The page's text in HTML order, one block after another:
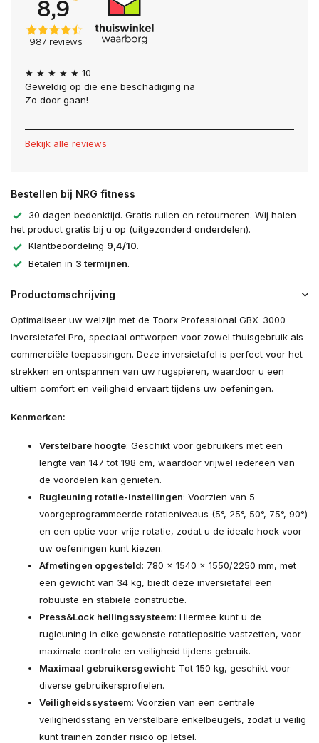
★ ★ ★ ★ ★ 10
Geweldig op die ene beschadiging na
Zo door gaan!
Bekijk alle reviews
Bestellen bij NRG fitness
30 dagen bedenktijd. Gratis ruilen en retourneren. Wij halen
het product gratis bij u op (uitgezonderd onderdelen).
Klantbeoordeling 9,4/10.
Betalen in 3 termijnen.
Productomschrijving
Optimaliseer uw welzijn met de Toorx Professional GBX-3000
Inversietafel Pro, speciaal ontworpen voor zowel thuisgebruik als
commerciële toepassingen. Deze inversietafel is perfect voor het
strekken en ontspannen van uw rugspieren, waardoor u een
ultiem comfort en veiligheid ervaart tijdens uw oefeningen.
Kenmerken:
Verstelbare hoogte: Geschikt voor gebruikers met een
lengte van 147 tot 198 cm, waardoor vrijwel iedereen van
de voordelen kan genieten.
Rugleuning rotatie-instellingen: Voorzien van 5
voorgeprogrammeerde rotatieniveaus (5°, 25°, 50°, 75°, 90°)
en een optie voor vrije rotatie, zodat u de ideale hoek voor
uw oefeningen kunt kiezen.
Afmetingen opgesteld: 780 x 1540 x 1550/2250 mm, met
een gewicht van 34 kg, biedt deze inversietafel een
robuuste en stabiele constructie.
Press&Lock hellingssysteem: Hiermee kunt u de
rugleuning in elke gewenste rotatiepositie vastzetten, voor
maximale controle en veiligheid tijdens gebruik.
Maximaal gebruikersgewicht: Tot 150 kg, geschikt voor
diverse gebruikersprofielen.
Veiligheidssysteem: Voorzien van een centrale
veiligheidsstang en verstelbare enkelbeugels, zodat u veilig
kunt trainen zonder risico op letsel.